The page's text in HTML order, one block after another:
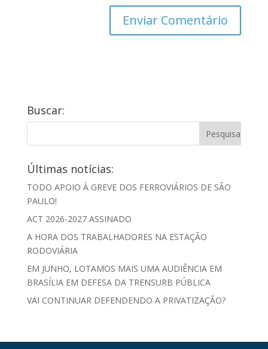
Buscar:
Últimas notícias:
TODO APOIO À GREVE DOS FERROVIÁRIOS DE SÃO
PAULO!
ACT 2026-2027 ASSINADO
A HORA DOS TRABALHADORES NA ESTAÇÃO
RODOVIÁRIA
EM JUNHO, LOTAMOS MAIS UMA AUDIÊNCIA EM
BRASÍLIA EM DEFESA DA TRENSURB PÚBLICA
VAI CONTINUAR DEFENDENDO A PRIVATIZAÇÃO?